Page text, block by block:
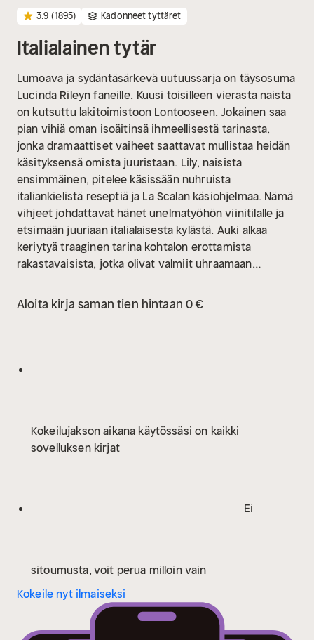
3.9 (1895) Kadonneet tyttäret
Italialainen tytär
Lumoava ja sydäntäsärkevä uutuussarja on täysosuma
Lucinda Rileyn faneille. Kuusi toisilleen vierasta naista
on kutsuttu lakitoimistoon Lontooseen. Jokainen saa
pian vihiä oman isoäitinsä ihmeellisestä tarinasta,
jonka dramaattiset vaiheet saattavat mullistaa heidän
käsityksensä omista juuristaan. Lily, naisista
ensimmäinen, pitelee käsissään nuhruista
italiankielistä reseptiä ja La Scalan käsiohjelmaa. Nämä
vihjeet johdattavat hänet unelmatyöhön viinitilalle ja
etsimään juuriaan italialaisesta kylästä. Auki alkaa
keriytyä traaginen tarina kohtalon erottamista
rakastavaisista, jotka olivat valmiit uhraamaan
seurata omaa sydäntään?
Aloita kirja saman tien hintaan 0 €
Kokeilujakson aikana käytössäsi on kaikki
sovelluksen kirjat
Ei
sitoumusta, voit perua milloin vain
Kokeile nyt ilmaiseksi